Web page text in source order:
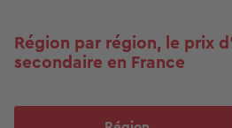
Région par région, le prix
secondaire en France